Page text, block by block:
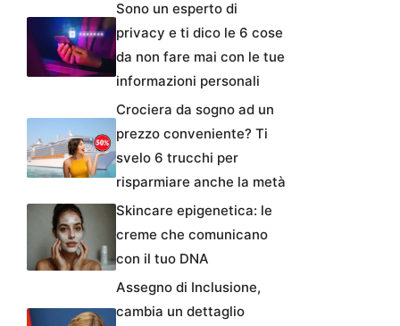
Sono un esperto di
privacy e ti dico le 6 cose
da non fare mai con le tue
informazioni personali
Crociera da sogno ad un
prezzo conveniente? Ti
svelo 6 trucchi per
risparmiare anche la metà
Skincare epigenetica: le
creme che comunicano
con il tuo DNA
Assegno di Inclusione,
cambia un dettaglio